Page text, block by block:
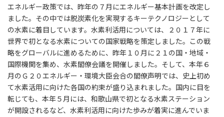
エネルギー政策では、昨年の７月にエネルギー基本計画を改定し
ました。その中では脱炭素化を実現するキーテクノロジーとして
の水素に着目しています。水素利活用については、２０１７年に
世界で初となる水素についての国家戦略を策定しました。この戦
略をグローバルに進めるために、昨年１０月に２１の国・地域・
国際機関を集め、水素閣僚会議を開催しました。そして、本年６
月のＧ２０エネルギー・環境大臣会合の閣僚声明では、史上初め
て水素活用に向けた各国の約束が盛り込まれました。国内に目を
転じても、本年５月には、和歌山県で初となる水素ステーション
が開設されるなど、水素利活用に向けた歩みが着実に進んでいま